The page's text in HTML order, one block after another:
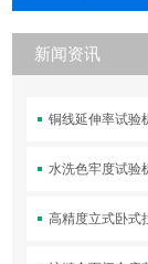
新闻资讯
铜线延伸率试验
水洗色牢度试验
高精度立式卧式